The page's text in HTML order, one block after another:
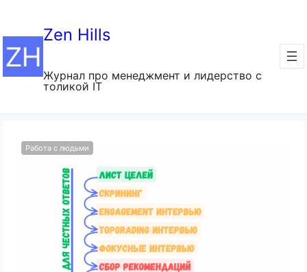
Zen Hills
Журнал про менеджмент и лидерство с
толикой IT
Работа с людьми